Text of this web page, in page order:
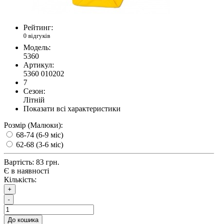
Рейтинг:
0 відгуків
Модель:
5360
Артикул:
5360 010202
7
Сезон:
Літній
Показати всі характеристики
Розмір (Малюки):
68-74 (6-9 міс)
62-68 (3-6 міс)
Вартість: 83 грн.
Є в наявності
Кількість:
+
-
До кошика